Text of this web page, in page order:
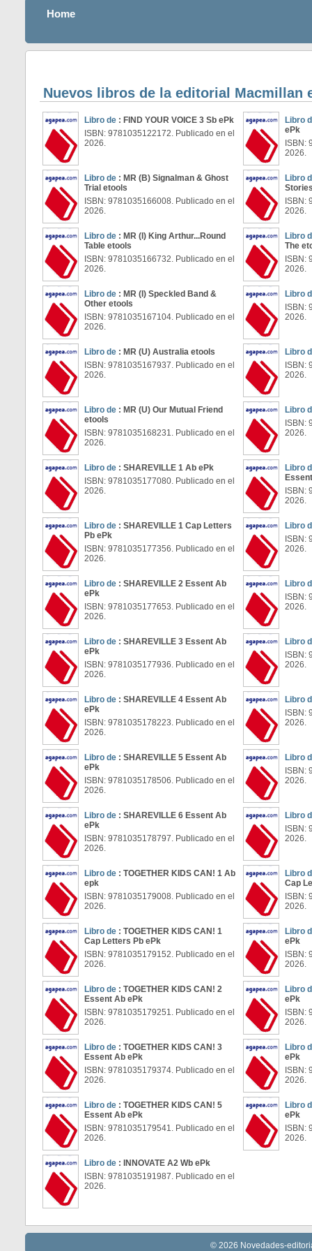
Home
Nuevos libros de la editorial Macmillan
Libro de : FIND YOUR VOICE 3 Sb ePk
ISBN: 9781035122172. Publicado en el
2026.
Libro
ePk
ISBN:
2026.
Libro de : MR (B) Signalman & Ghost
Trial etools
ISBN: 9781035166008. Publicado en el
2026.
Libro
ISBN:
2026.
Libro de : MR (I) King Arthur...Round
Table etools
ISBN: 9781035166732. Publicado en el
2026.
Libro
The
ISBN:
2026.
Libro de : MR (I) Speckled Band &
Other etools
ISBN: 9781035167104. Publicado en el
2026.
Libro
ISBN:
2026.
Libro de : MR (U) Australia etools
ISBN: 9781035167937. Publicado en el
2026.
Libro
ISBN:
2026.
Libro de : MR (U) Our Mutual Friend
etools
ISBN: 9781035168231. Publicado en el
2026.
Libro
ISBN:
2026.
Libro de : SHAREVILLE 1 Ab ePk
ISBN: 9781035177080. Publicado en el
2026.
Libro
ISBN:
2026.
Libro de : SHAREVILLE 1 Cap Letters
Pb ePk
ISBN: 9781035177356. Publicado en el
2026.
Libro
ISBN:
2026.
Libro de : SHAREVILLE 2 Essent Ab
ePk
ISBN: 9781035177653. Publicado en el
2026.
Libro
ISBN:
2026.
Libro de : SHAREVILLE 3 Essent Ab
ePk
ISBN: 9781035177936. Publicado en el
2026.
Libro
ISBN:
2026.
Libro de : SHAREVILLE 4 Essent Ab
ePk
ISBN: 9781035178223. Publicado en el
2026.
Libro
ISBN:
2026.
Libro de : SHAREVILLE 5 Essent Ab
ePk
ISBN: 9781035178506. Publicado en el
2026.
Libro
ISBN:
2026.
Libro de : SHAREVILLE 6 Essent Ab
ePk
ISBN: 9781035178797. Publicado en el
2026.
Libro
ISBN:
2026.
Libro de : TOGETHER KIDS CAN! 1 Ab
epk
ISBN: 9781035179008. Publicado en el
2026.
Libro
Cap
ISBN:
2026.
Libro de : TOGETHER KIDS CAN! 1
Cap Letters Pb ePk
ISBN: 9781035179152. Publicado en el
2026.
Libro
ePk
ISBN:
2026.
Libro de : TOGETHER KIDS CAN! 2
Essent Ab ePk
ISBN: 9781035179251. Publicado en el
2026.
Libro
ePk
ISBN:
2026.
Libro de : TOGETHER KIDS CAN! 3
Essent Ab ePk
ISBN: 9781035179374. Publicado en el
2026.
Libro
ePk
ISBN:
2026.
Libro de : TOGETHER KIDS CAN! 5
Essent Ab ePk
ISBN: 9781035179541. Publicado en el
2026.
Libro
ePk
ISBN:
2026.
Libro de : INNOVATE A2 Wb ePk
ISBN: 9781035191987. Publicado en el
2026.
© 2026 Novedades-